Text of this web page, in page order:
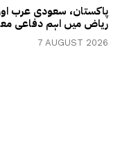
پاکستان، سعودی عرب اور
ریاض میں اہم دفاعی
7 AUGUST 2026